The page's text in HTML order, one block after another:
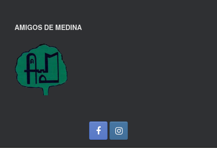
AMIGOS DE MEDINA